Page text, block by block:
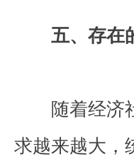
五、存在
随着经济
求越来越大，